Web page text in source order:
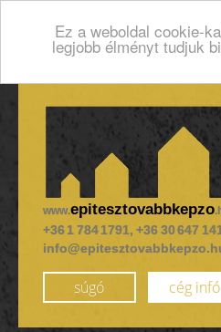
Ez a weboldal cookie-
legjobb élményt tudjuk
www.epitesztovabbkepzo
+36 1 784 1791, +36 30 647
súgó cég infó